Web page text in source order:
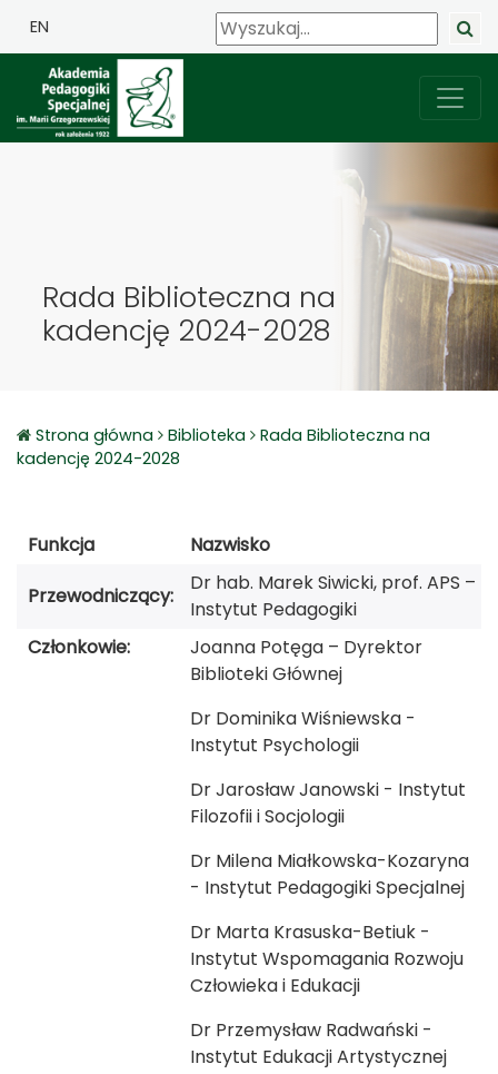
EN
Rada Biblioteczna na
kadencję 2024-2028
Strona główna Biblioteka
Rada Biblioteczna na
kadencję 2024-2028
Funkcja
Nazwisko
Przewodniczący:
Dr hab. Marek Siwicki, prof. APS –
Instytut Pedagogiki
Członkowie:
Joanna Potęga – Dyrektor
Biblioteki Głównej
Dr Dominika Wiśniewska -
Instytut Psychologii
Dr Jarosław Janowski - Instytut
Filozofii i Socjologii
Dr Milena Miałkowska-Kozaryna
- Instytut Pedagogiki Specjalnej
Dr Marta Krasuska-Betiuk -
Instytut Wspomagania Rozwoju
Człowieka i Edukacji
Dr Przemysław Radwański -
Instytut Edukacji Artystycznej